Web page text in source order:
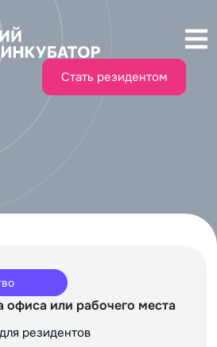
Стать резидентом
офиса или рабочего места
резидентов